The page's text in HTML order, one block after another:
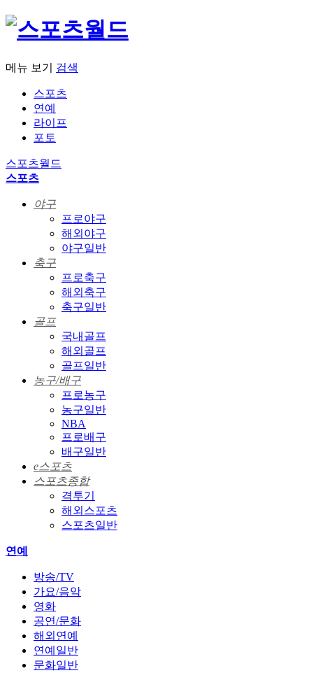
메뉴 보기 검색
스포츠
연예
라이프
포토
스포츠월드
스포츠
야구
프로야구
해외야구
야구일반
축구
프로축구
해외축구
축구일반
골프
국내골프
해외골프
골프일반
농구/배구
프로농구
농구일반
NBA
프로배구
배구일반
e스포츠
스포츠종합
격투기
해외스포츠
스포츠일반
연예
방송/TV
가요/음악
영화
공연/문화
해외연예
연예일반
문화일반